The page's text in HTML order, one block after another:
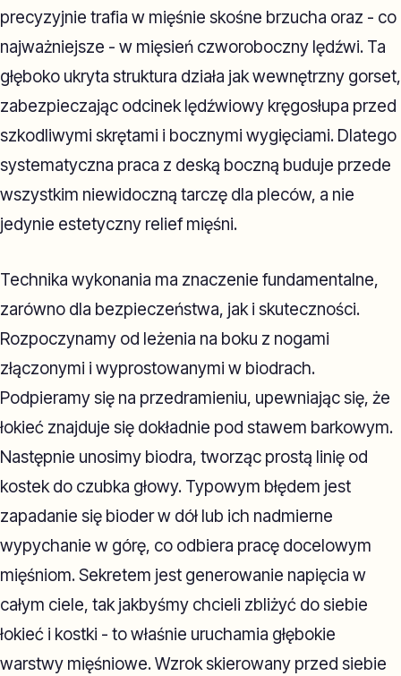
precyzyjnie trafia w mięśnie skośne brzucha oraz - co
najważniejsze - w mięsień czworoboczny lędźwi. Ta
głęboko ukryta struktura działa jak wewnętrzny gorset,
zabezpieczając odcinek lędźwiowy kręgosłupa przed
szkodliwymi skrętami i bocznymi wygięciami. Dlatego
systematyczna praca z deską boczną buduje przede
wszystkim niewidoczną tarczę dla pleców, a nie
jedynie estetyczny relief mięśni.
Technika wykonania ma znaczenie fundamentalne,
zarówno dla bezpieczeństwa, jak i skuteczności.
Rozpoczynamy od leżenia na boku z nogami
złączonymi i wyprostowanymi w biodrach.
Podpieramy się na przedramieniu, upewniając się, że
łokieć znajduje się dokładnie pod stawem barkowym.
Następnie unosimy biodra, tworząc prostą linię od
kostek do czubka głowy. Typowym błędem jest
zapadanie się bioder w dół lub ich nadmierne
wypychanie w górę, co odbiera pracę docelowym
mięśniom. Sekretem jest generowanie napięcia w
całym ciele, tak jakbyśmy chcieli zbliżyć do siebie
łokieć i kostki - to właśnie uruchamia głębokie
warstwy mięśniowe. Wzrok skierowany przed siebie